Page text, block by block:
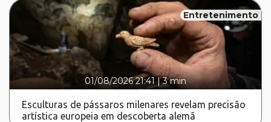
Entretenimento
01/08/2026 21:41 |3 min
Esculturas de pássaros milenares revelam precisão
artística europeia em descoberta alemã